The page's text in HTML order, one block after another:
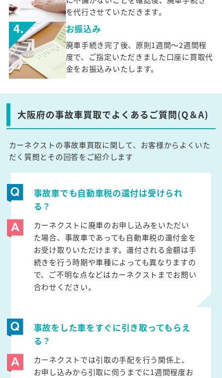
を代行させていただきます。
お振込み
廃車手続き完了後、原則1週間～2週間程
度で、ご指定いただきました口座に買取代
金をお振込みいたします。
大阪府の事故車買取でよくあるご質問(Q＆A)
カーネクストの事故車買取に関して、お客様からよくいた
だく質問とその回答をご紹介します
事故車でも自動車税の還付は受けられ
る？
カーネクストに廃車のお申し込みをいただい
た場合、事故車であっても自動車税の還付金を
お受け取りいただけます。還付される金額は手
続きを行う時期や車種によっても異なりますの
で、ご不明な点などはカーネクストまでお問い
合わせください。
事故をした車をすぐに引き取ってもらえ
る？
カーネクストでは引取の手配を行う関係上、
お申し込みから引取に伺うまでに1週間程度お